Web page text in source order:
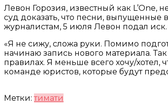
Левон Горозия, известный как L’One,
суд доказать, что песни, выпущенные
журналистам, 5 июля Левон подал
«Я не сижу, сложа руки. Помимо
начинаю запись нового материала.
правилах. Я меньше всего хочу/
команде юристов, которые будут
Метки: тимати